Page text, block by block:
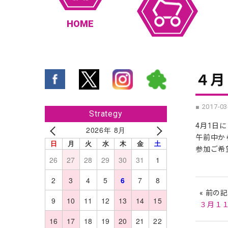
HOME
Strategy
2026年 8月
日 月 火 水 木 金 土
26 27 28 29 30 31
1
2
3 4 5 6 7
8
9
10 11 12 13 14
15
16
17 18 19 20 21 22
４
■ 2017-
4月1日
午前中
参加ご希
« 前の
３月１